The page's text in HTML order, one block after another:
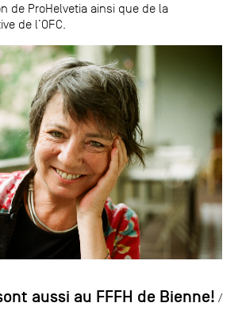
de ProHelvetia ainsi que de la
de l’OFC.
aussi au FFFH de Bienne! /